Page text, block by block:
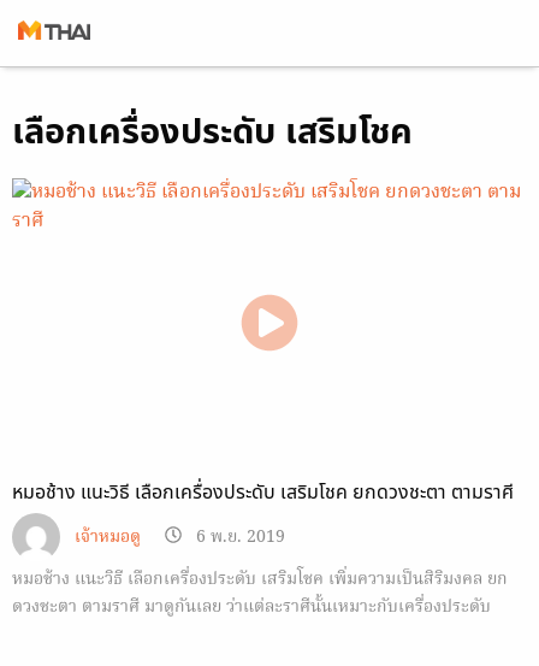
toเลือกเครื่องประดับ เสริมโชค
หมอช้าง แนะวิธี เลือกเครื่องประดับ เสริมโชค ยกดวงชะตา ตามราศี
เจ้าหมอดู
6 พ.ย. 2019
หมอช้าง แนะวิธี เลือกเครื่องประดับ เสริมโชค เพิ่มความเป็นสิริมงคล ยก
ดวงชะตา ตามราศี มาดูกันเลย ว่าแต่ละราศีนั้นเหมาะกับเครื่องประดับ